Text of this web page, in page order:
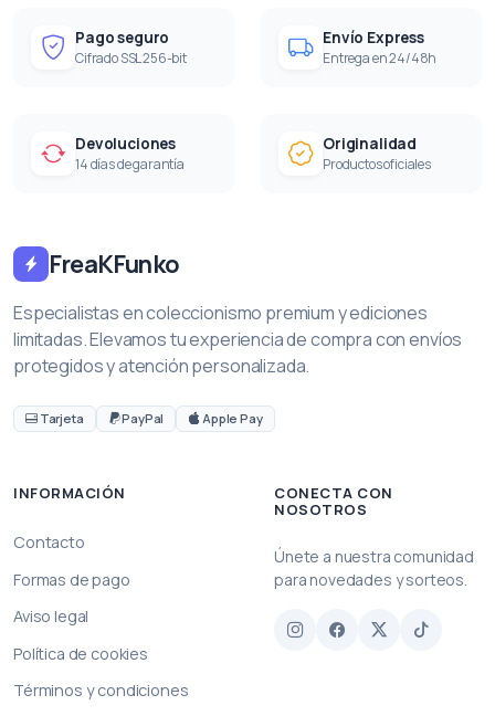
Pago seguro
Cifrado SSL 256-bit
Envío Express
Entrega en 24/48h
Devoluciones
14 días de garantía
Originalidad
Productos oficiales
FreaKFunko
Especialistas en coleccionismo premium y ediciones
limitadas. Elevamos tu experiencia de compra con envíos
protegidos y atención personalizada.
Tarjeta PayPal Apple Pay
INFORMACIÓN
Contacto
Formas de pago
Aviso legal
Política de cookies
Términos y condiciones
CONECTA CON
NOSOTROS
Únete a nuestra comunidad
para novedades y sorteos.